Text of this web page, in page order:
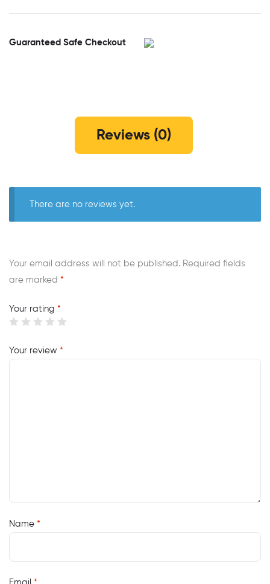
Guaranteed Safe Checkout
Reviews (0)
There are no reviews yet.
Your email address will not be published. Required fields
are marked *
Your rating *
Your review *
Name *